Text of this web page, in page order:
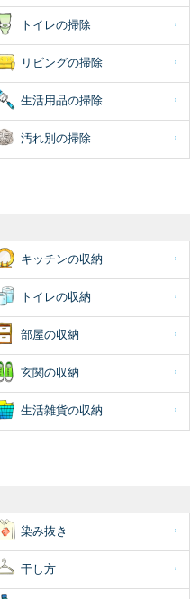
トイレの掃除
リビングの掃除
生活用品の掃除
汚れ別の掃除
キッチンの収納
トイレの収納
部屋の収納
玄関の収納
生活雑貨の収納
染み抜き
干し方